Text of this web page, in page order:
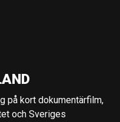
på kort dokumentärfilm,
och Sveriges